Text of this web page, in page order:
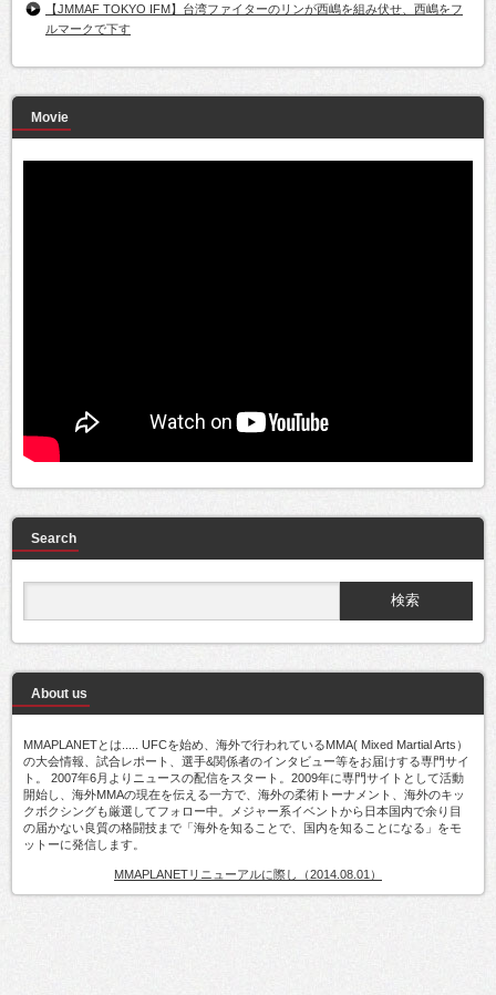
【JMMAF TOKYO IFM】台湾ファイターのリンが西嶋を組み伏せ、西嶋をフ
ルマークで下す
Movie
Search
About us
MMAPLANETとは..... UFCを始め、海外で行われているMMA( Mixed Martial Arts）
の大会情報、試合レポート、選手&関係者のインタビュー等をお届けする専門サイ
ト。 2007年6月よりニュースの配信をスタート。2009年に専門サイトとして活動
開始し、海外MMAの現在を伝える一方で、海外の柔術トーナメント、海外のキッ
クボクシングも厳選してフォロー中。メジャー系イベントから日本国内で余り目
の届かない良質の格闘技まで「海外を知ることで、国内を知ることになる」をモ
ットーに発信します。
MMAPLANETリニューアルに際し（2014.08.01）